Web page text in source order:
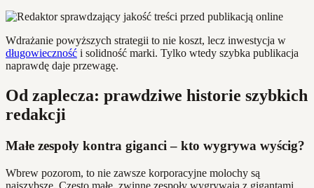
Wdrażanie powyższych strategii to nie koszt, lecz inwestycja w
długowieczność i solidność marki. Tylko wtedy szybka publikacja
naprawdę daje przewagę.
Od zaplecza: prawdziwe historie szybkich
redakcji
Małe zespoły kontra giganci – kto wygrywa wyścig?
Wbrew pozorom, to nie zawsze korporacyjne molochy są
najszybsze. Często małe, zwinne zespoły wygrywają z gigantami